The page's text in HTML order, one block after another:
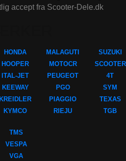
accept fra Scooter-Dele.dk
HONDA
HOOPER
ITAL-JET
KEEWAY
KYMCO
MALAGUTI
MOTOCR
PEUGEOT
PGO
PIAGGIO
RIEJU
SUZUKI
SCOOTER
4T
SYM
TEXAS
TGB
TMS
VESPA
VGA